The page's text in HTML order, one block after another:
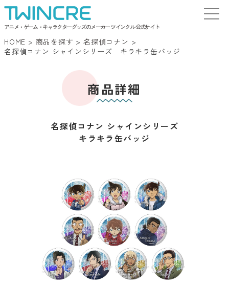
アニメ・ゲーム・キャラクターグッズのメーカー ツインクル 公式サイト
HOME > 商品を探す >名探偵コナン >
名探偵コナン シャインシリーズ キラキラ缶バッジ
商品詳細
名探偵コナン シャインシリーズ
キラキラ缶バッジ